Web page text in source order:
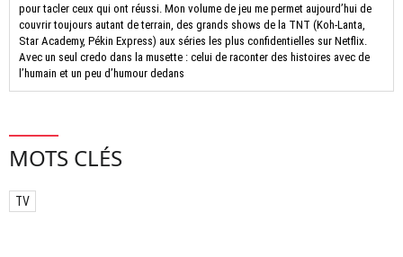
pour tacler ceux qui ont réussi. Mon volume de jeu me permet aujourd’hui de
couvrir toujours autant de terrain, des grands shows de la TNT (Koh-Lanta,
Star Academy, Pékin Express) aux séries les plus confidentielles sur Netflix.
Avec un seul credo dans la musette : celui de raconter des histoires avec de
l’humain et un peu d’humour dedans
MOTS CLÉS
TV